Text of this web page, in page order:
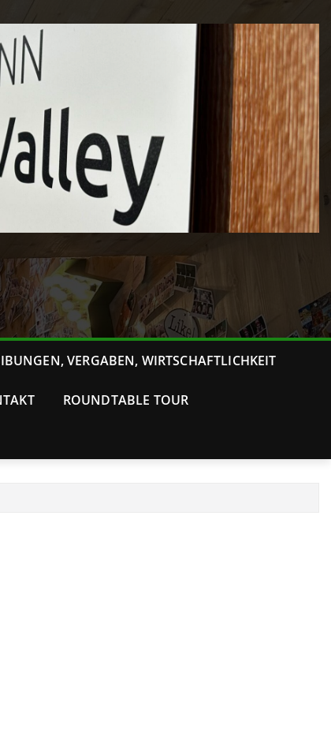
VERGABEN, WIRTSCHAFTLICHKEIT
ROUNDTABLE TOUR